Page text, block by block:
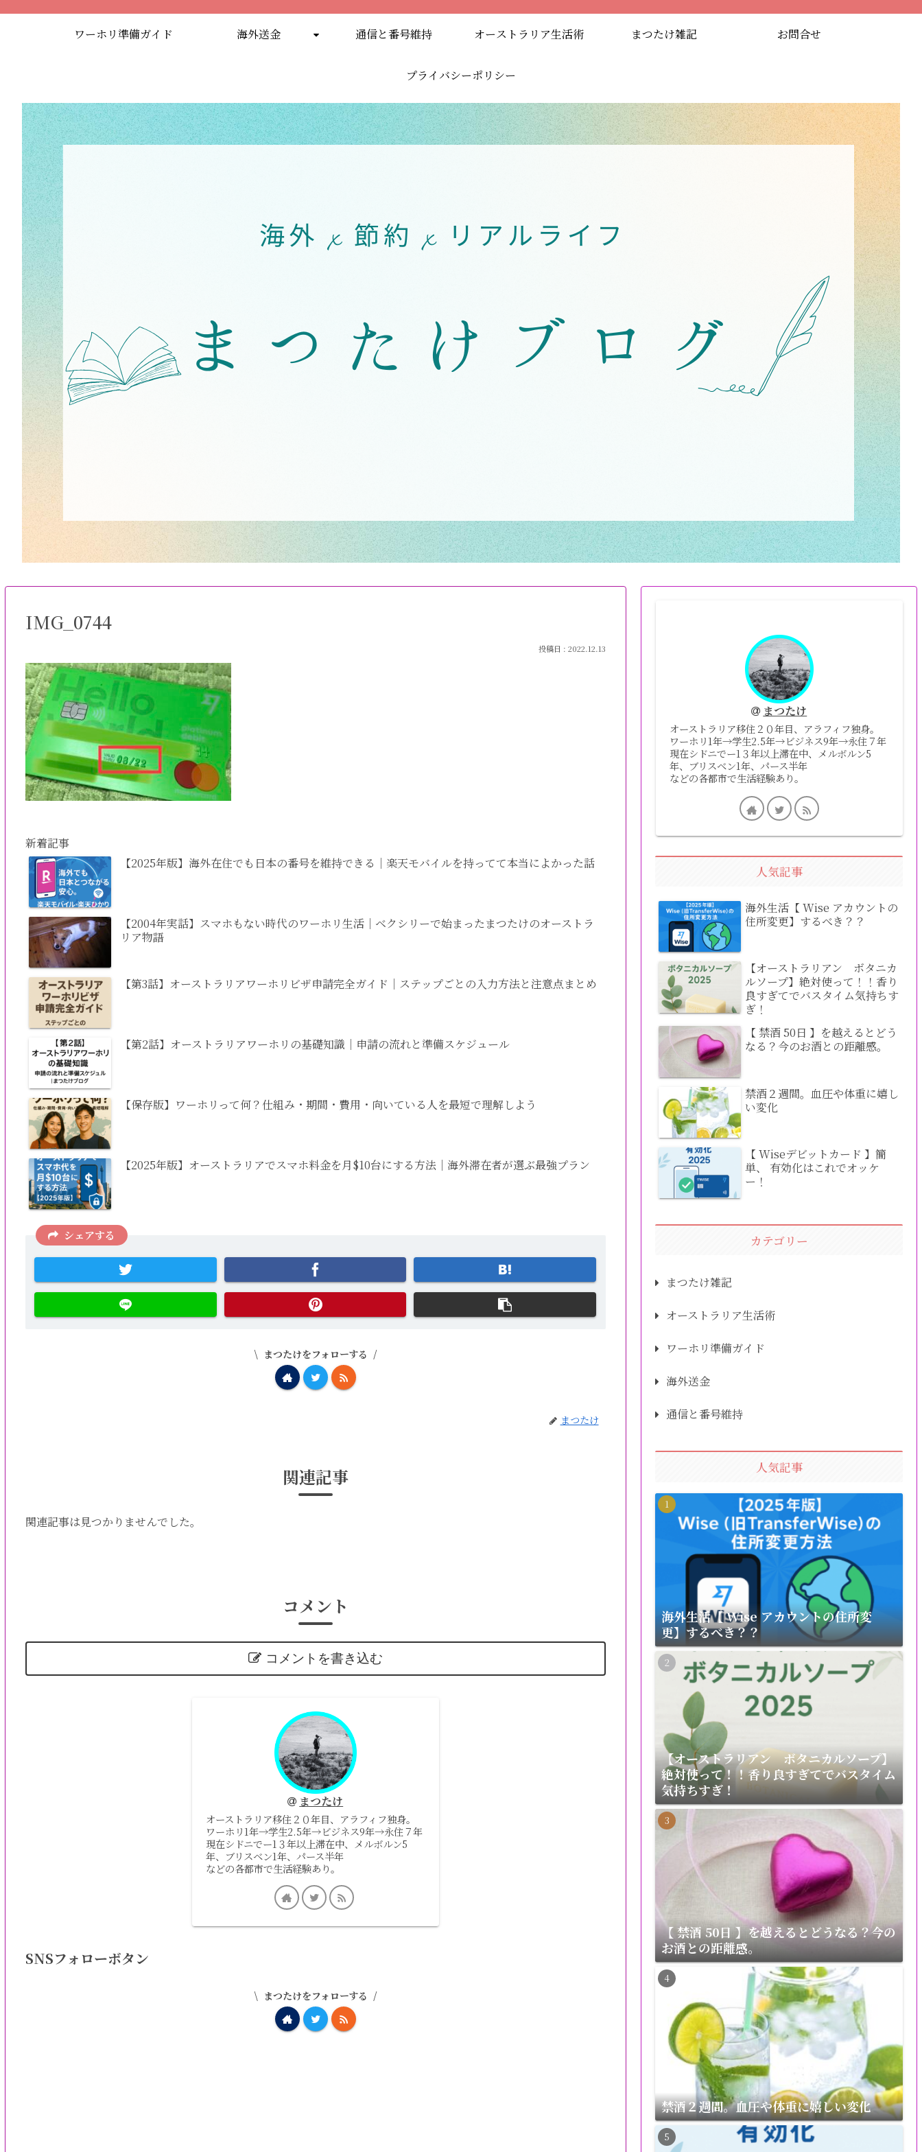
ワーホリ準備ガイド 海外送金 通信と番号維持 オーストラリア生活術 まつたけ雑記 お問合せ
プライバシーポリシー
IMG_0744
2022.12.13
新着記事
【2025年版】海外在住でも日本の番号を維持できる｜楽天モバイルを持ってて本当によかった話
【2004年実話】スマホもない時代のワーホリ生活｜ベクシリーで始まったまつたけのオーストラ
リア物語
【第3話】オーストラリアワーホリビザ申請完全ガイド｜ステップごとの入力方法と注意点まとめ
【第2話】オーストラリアワーホリの基礎知識｜申請の流れと準備スケジュール
【保存版】ワーホリって何？仕組み・期間・費用・向いている人を最短で理解しよう
【2025年版】オーストラリアでスマホ料金を月$10台にする方法｜海外滞在者が選ぶ最強プラン
シェアする
まつたけをフォローする
まつたけ
関連記事
関連記事は見つかりませんでした。
コメント
コメントを書き込む
まつたけ
オーストラリア移住２０年目、アラフィフ独身。
ワーホリ1年→学生2.5年→ビジネス9年→永住７年
現在シドニでー1３年以上滞在中、メルボルン5
年、ブリスベン1年、パース半年
などの各都市で生活経験あり。
SNSフォローボタン
まつたけをフォローする
まつたけ
オーストラリア移住２０年目、アラフィフ独身。
ワーホリ1年→学生2.5年→ビジネス9年→永住７年
現在シドニでー1３年以上滞在中、メルボルン5
年、ブリスベン1年、パース半年
などの各都市で生活経験あり。
人気記事
海外生活【 Wise アカウントの
住所変更】するべき？？
【オーストラリアン ボタニカ
ルソープ】絶対使って！！香り
良すぎてでバスタイム気持ちす
ぎ！
【 禁酒 50日 】を越えるとどう
なる？今のお酒との距離感。
禁酒２週間。血圧や体重に嬉し
い変化
【 Wiseデビットカード 】簡
単、 有効化はこれでオッケ
ー！
カテゴリー
まつたけ雑記
オーストラリア生活術
ワーホリ準備ガイド
海外送金
通信と番号維持
人気記事
海外生活【 Wise アカウントの住所変
更】するべき？？
【オーストラリアン ボタニカルソープ】
絶対使って！！香り良すぎてでバスタイム
気持ちすぎ！
【 禁酒 50日 】を越えるとどうなる？今の
お酒との距離感。
禁酒２週間。血圧や体重に嬉しい変化